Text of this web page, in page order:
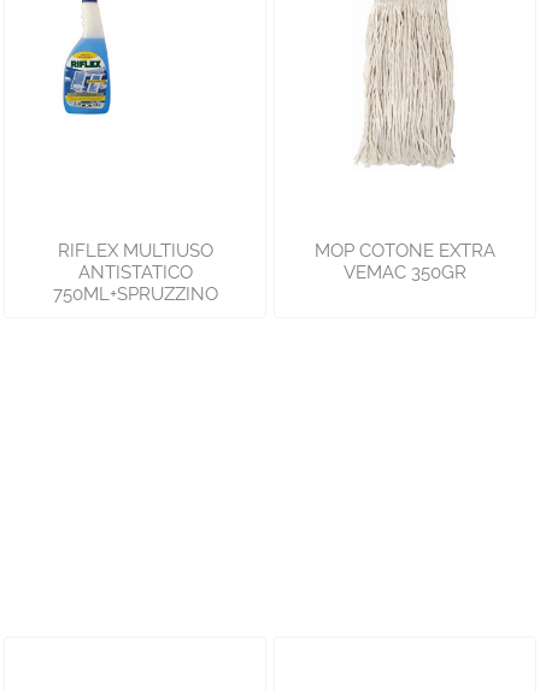
RIFLEX MULTIUSO
ANTISTATICO
750ML+SPRUZZINO
MOP COTONE EXTRA
VEMAC 350GR